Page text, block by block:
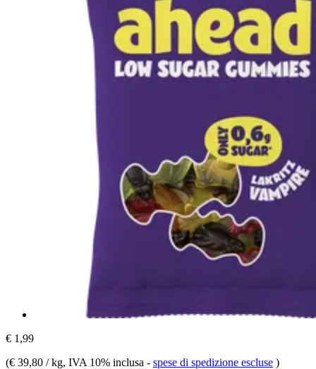
€ 1,99
(€ 39,80 / kg, IVA 10% inclusa - spese di spedizione escluse )